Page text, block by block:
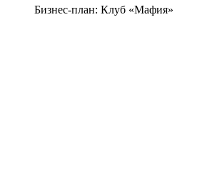
Бизнес-план: Клуб «Мафия»